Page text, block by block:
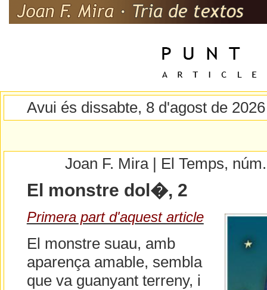
Avui és dissabte, 8 d'agost de 2026
Joan F. Mira | El Temps,
El monstre dol�, 2
Primera part d'aquest article
El monstre suau, amb
aparença amable, sembla
que va guanyant terreny, i